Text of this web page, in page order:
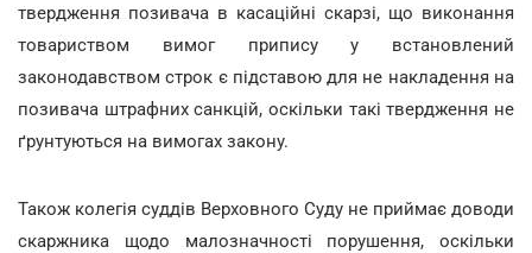
твердження позивача в касаційні скарзі, що виконання
товариством вимог припису у встановлений
законодавством строк є підставою для не накладення на
позивача штрафних санкцій, оскільки такі твердження не
ґрунтуються на вимогах закону.
Також колегія суддів Верховного Суду не приймає доводи
скаржника щодо малозначності порушення, оскільки